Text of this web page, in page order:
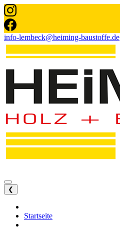
info-lembeck@heiming-baustoffe.de
❮
Startseite